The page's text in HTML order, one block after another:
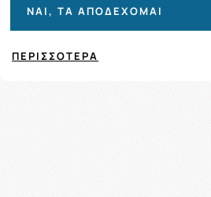
ΝΑΙ, ΤΑ ΑΠΟΔΈΧΟΜΑΙ
ΠΕΡΙΣΣΌΤΕΡΑ